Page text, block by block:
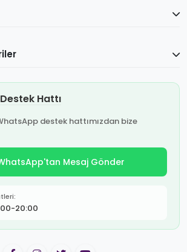
Hattı
destek hattımızdan bize
Mesaj Gönder
20:00